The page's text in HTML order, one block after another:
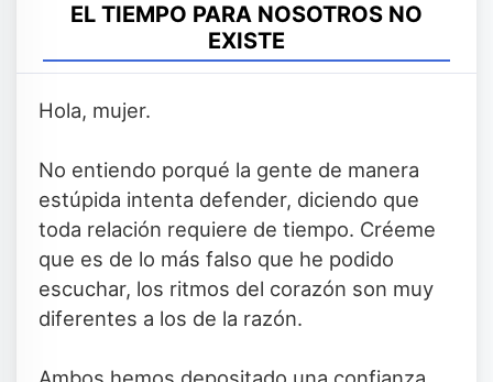
EL TIEMPO PARA NOSOTROS NO
EXISTE
Hola, mujer.
No entiendo porqué la gente de manera
estúpida intenta defender, diciendo que
toda relación requiere de tiempo. Créeme
que es de lo más falso que he podido
escuchar, los ritmos del corazón son muy
diferentes a los de la razón.